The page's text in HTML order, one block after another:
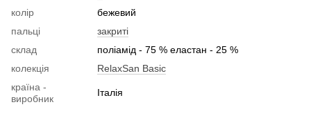
колір
бежевий
пальці
закриті
склад
поліамід - 75 % еластан - 25 %
колекція
RelaxSan Basic
країна -
виробник
Італія